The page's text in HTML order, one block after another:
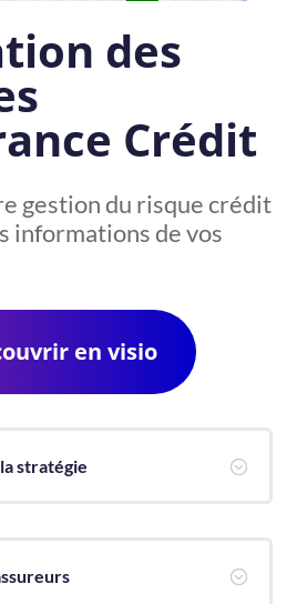
des
Crédit
gestion du risque crédit
informations de vos
en visio
;
stratégie
;